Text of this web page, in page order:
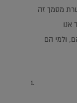
13 לחוק. מטרת מסמך זה
אנו
ולמי הם